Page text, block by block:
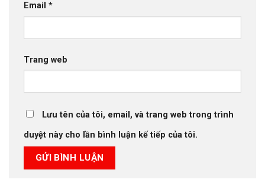
Email *
Trang web
Lưu tên của tôi, email, và trang web trong trình
duyệt này cho lần bình luận kế tiếp của tôi.